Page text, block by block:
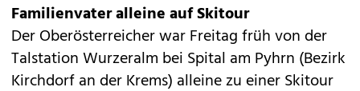
Familienvater alleine auf Skitour
Der Oberösterreicher war Freitag früh von der
Talstation Wurzeralm bei Spital am Pyhrn (Bezirk
Kirchdorf an der Krems) alleine zu einer Skitour